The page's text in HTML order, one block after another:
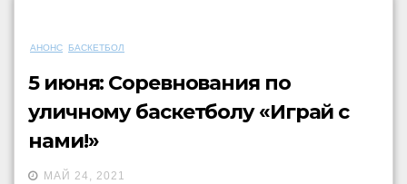
АНОНС БАСКЕТБОЛ
5 июня: Соревнования по
уличному баскетболу «Играй с
нами!»
МАЙ 24, 2021